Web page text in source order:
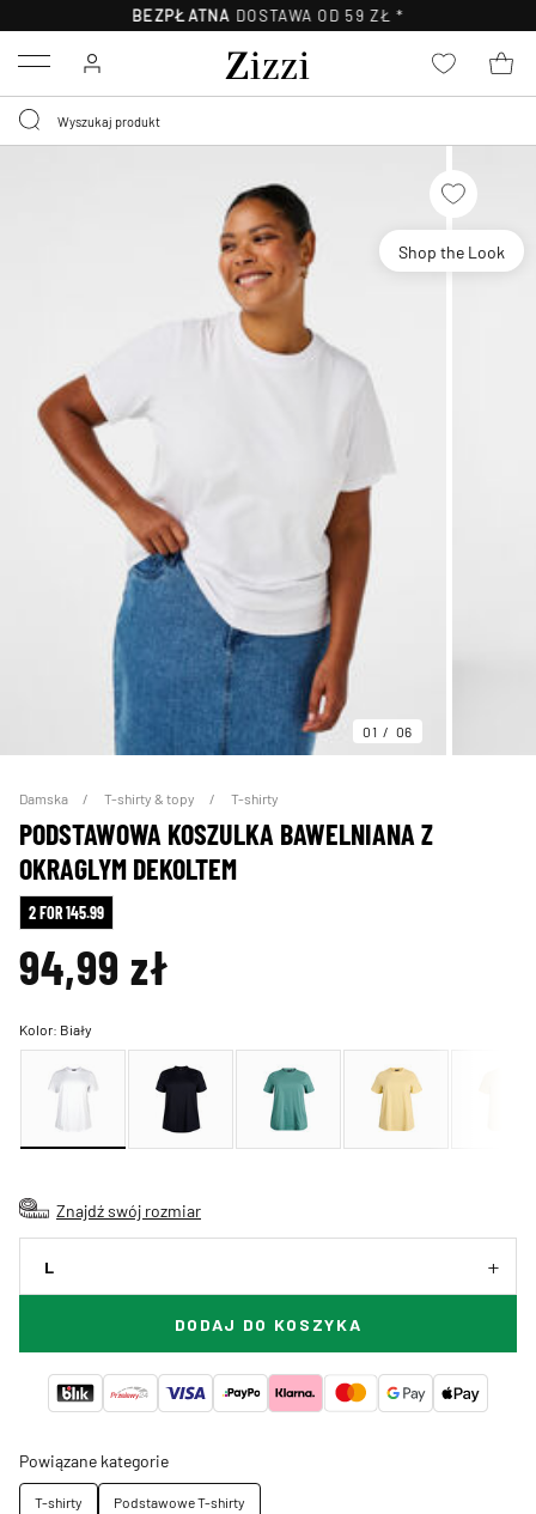
BEZPŁATNA DOSTAWA OD 59 ZŁ *
Menu
Shop the Look
01 06
Damska T-shirty & topy T-shirty
PODSTAWOWA KOSZULKA BAWELNIANA Z
OKRAGLYM DEKOLTEM
2 FOR 145.99
94,99 zł
Kolor: Biały
Znajdź swój rozmiar
L
DODAJ DO KOSZYKA
Powiązane kategorie
T-shirty Podstawowe T-shirty